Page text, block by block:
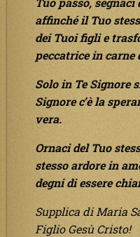
affinché il Tuo
dei Tuoi figli e
peccatrice in carne
Solo in Te Signore
Signore c’è la
vera.
Ornaci del Tuo
stesso ardore in
degni di essere
Supplica di Maria
Figlio Gesù Cristo!